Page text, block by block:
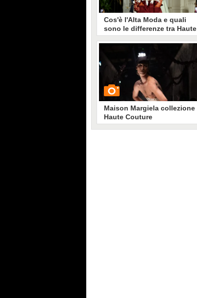
Cos'è l'Alta Moda e quali
sono le differenze tra Haute
Couture e prêt-à-porter
Spesso i due concetti vengono
confusi, ma la Fashion Week
dedicata all'Alta Moda non ha
nulla a che vedere con quella
tradizionale. L'Haute Couture è un
esercizio creativo degli stilisti
destinato a un mercato ristretto
che oscilla tra i 2 e i 4mila clienti.
Maison Margiela collezione
Haute Couture
Primavera/Estate 2024